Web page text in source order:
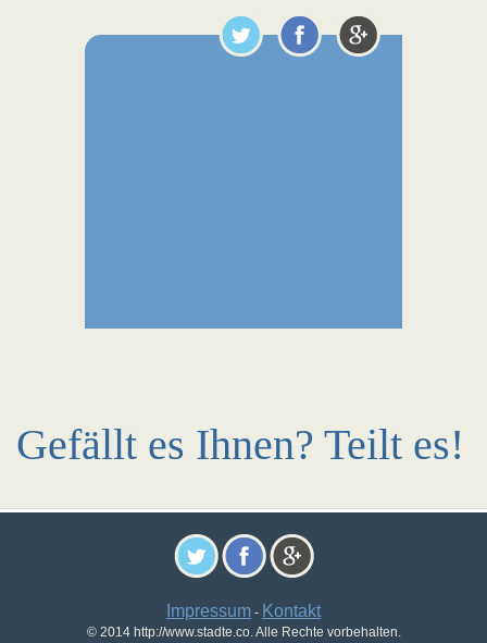
Gefällt es Ihnen? Teilt es!
Impressum - Kontakt
© 2014 http://www.stadte.co. Alle Rechte vorbehalten.